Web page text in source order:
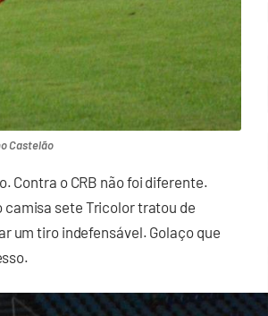
Castelão
Contra o CRB não foi diferente.
camisa sete Tricolor tratou de
um tiro indefensável. Golaço que